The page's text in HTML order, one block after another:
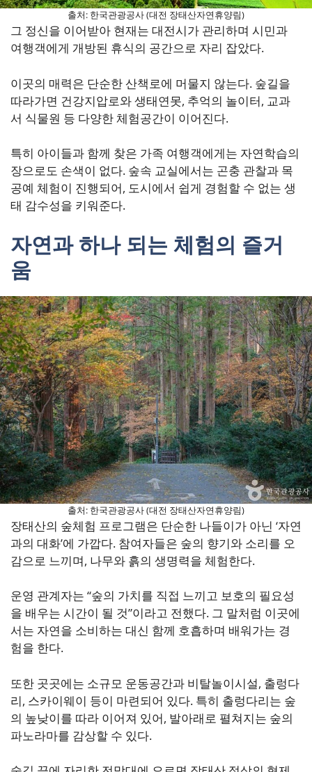
출처: 한국관광공사 (대전 장태산자연휴양림)
그 정신을 이어받아 현재는 대전시가 관리하며 시민과
여행객에게 개방된 휴식의 공간으로 자리 잡았다.
이곳의 매력은 단순한 산책로에 머물지 않는다. 숲길을
따라가면 건강지압로와 생태연못, 추억의 놀이터, 교과
서 식물원 등 다양한 체험공간이 이어진다.
특히 아이들과 함께 찾은 가족 여행객에게는 자연학습의
장으로도 손색이 없다. 숲속 교실에서는 곤충 관찰과 목
공예 체험이 진행되어, 도시에서 쉽게 경험할 수 없는 생
태 감수성을 키워준다.
자연과 하나 되는 체험의 즐거
움
출처: 한국관광공사 (대전 장태산자연휴양림)
장태산의 숲체험 프로그램은 단순한 나들이가 아닌 ‘자연
과의 대화’에 가깝다. 참여자들은 숲의 향기와 소리를 오
감으로 느끼며, 나무와 흙의 생명력을 체험한다.
운영 관계자는 “숲의 가치를 직접 느끼고 보호의 필요성
을 배우는 시간이 될 것”이라고 전했다. 그 말처럼 이곳에
서는 자연을 소비하는 대신 함께 호흡하며 배워가는 경
험을 한다.
또한 곳곳에는 소규모 운동공간과 비탈놀이시설, 출렁다
리, 스카이웨이 등이 마련되어 있다. 특히 출렁다리는 숲
의 높낮이를 따라 이어져 있어, 발아래로 펼쳐지는 숲의
파노라마를 감상할 수 있다.